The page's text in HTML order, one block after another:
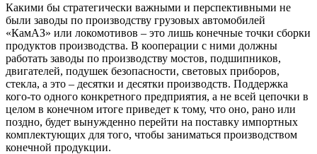
Какими бы стратегически важными и перспективными не
были заводы по производству грузовых автомобилей
«КамАЗ» или локомотивов – это лишь конечные точки сборки
продуктов производства. В кооперации с ними должны
работать заводы по производству мостов, подшипников,
двигателей, подушек безопасности, световых приборов,
стекла, а это – десятки и десятки производств. Поддержка
кого-то одного конкретного предприятия, а не всей цепочки в
целом в конечном итоге приведет к тому, что оно, рано или
поздно, будет вынужденно перейти на поставку импортных
комплектующих для того, чтобы заниматься производством
конечной продукции.